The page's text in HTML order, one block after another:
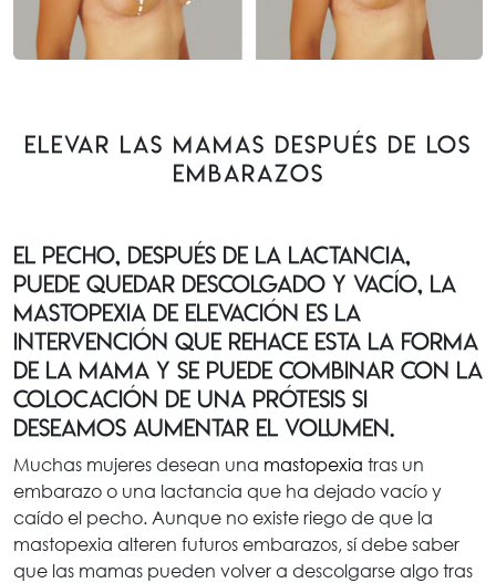
Elevar las mamas después de los
embarazos
El pecho, después de la lactancia,
puede quedar descolgado y vacío, la
mastopexia de elevación es la
intervención que rehace esta la forma
de la mama y se puede combinar con la
colocación de una prótesis si
deseamos aumentar el volumen.
Muchas mujeres desean una mastopexia tras un
embarazo o una lactancia que ha dejado vacío y
caído el pecho. Aunque no existe riego de que la
mastopexia alteren futuros embarazos, sí debe saber
que las mamas pueden volver a descolgarse algo tras